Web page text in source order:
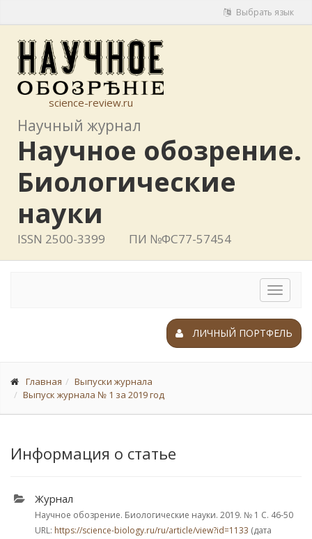
Выбрать язык
science-review.ru
Научный журнал
Научное обозрение.
Биологические
науки
ISSN 2500-3399 ПИ №ФС77-57454
Toggle
ЛИЧНЫЙ ПОРТФЕЛЬ
Главная
Выпуски журнала
Выпуск журнала № 1 за 2019 год
Информация о статье
Журнал
Научное обозрение. Биологические науки. 2019. № 1 С. 46-50
URL: https://science-biology.ru/ru/article/view?id=1133 (дата